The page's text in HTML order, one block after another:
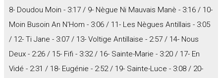
8- Doudou Moin - 3:17 / 9- Nègue Ni Mauvais Manè - 3:16 / 10-
Moin Busoin An N'Hom - 3:06 / 11- Les Nègues Antillais - 3:05
/ 12- Ti Jane - 3:07 / 13- Voltige Antillaise - 2:57 / 14- Nous
Deux - 2:26 / 15- Fifi - 3:32 / 16- Sainte-Marie - 3:20 / 17- En
Vidé - 2:31 / 18- Eugénie - 2:52 / 19- Sainte-Luce - 3:08 / 20-